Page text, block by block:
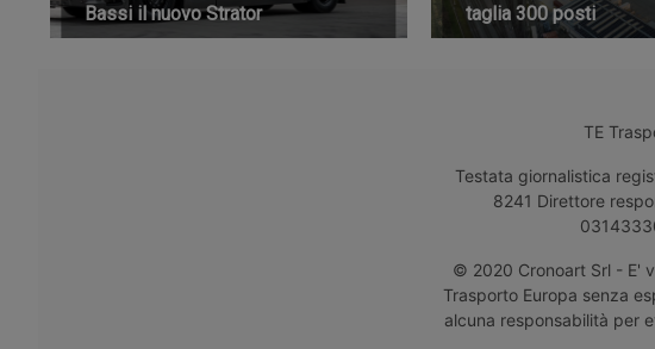
Bassi il nuovo Strator
taglia 300 posti
TE
Testata giornalistica
8241 Direttore
© 2020 Cronoart Srl - E'
Trasporto Europa senza
alcuna responsabilità per